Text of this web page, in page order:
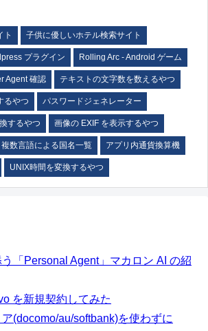
ト 子供に優しいホテル検索サイト
プラグイン Rolling Arc - Android ゲーム
Agent 確認 テキストの文字数を数えるやつ
るやつ パスワードジェネレーター
するやつ 画像の EXIF を表示するやつ
複数言語による国名一覧 アプリ内通貨換算機
UNIX時間を変換するやつ
「Personal Agent」マカロン AI の紹
を新規契約してみた
(docomo/au/softbank)を使わずに